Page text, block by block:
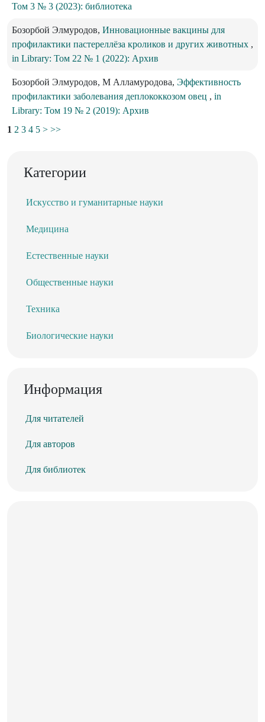
Том 3 № 3 (2023): библиотека
Бозорбой Элмуродов, Инновационные вакцины для
профилактики пастереллёза кроликов и других животных ,
in Library: Том 22 № 1 (2022): Архив
Бозорбой Элмуродов, М Алламуродова, Эффективность
профилактики заболевания деплококкозом овец , in
Library: Том 19 № 2 (2019): Архив
1 2 3 4 5 > >>
Категории
Искусство и гуманитарные науки
Медицина
Естественные науки
Общественные науки
Техника
Биологические науки
Информация
Для читателей
Для авторов
Для библиотек